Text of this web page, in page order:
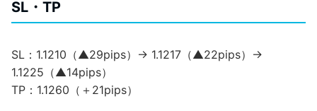
SL・TP
SL：1.1210（▲29pips）→ 1.1217（▲22pips）→
1.1225（▲14pips）
TP：1.1260（＋21pips）